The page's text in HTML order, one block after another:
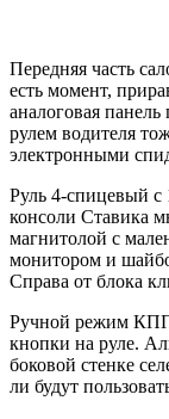
Передняя часть
есть момент,
аналоговая
рулем водителя
электронными
Руль 4-спицевый с
консоли Ставика
магнитолой с
монитором и
Справа от блока
Ручной режим КПП
кнопки на руле.
боковой стенке
ли будут